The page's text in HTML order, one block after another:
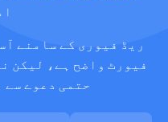
ریڈ فیوری کے سامنے
فیورٹ واضح ہے، لیکن
حتمی دعوے سے